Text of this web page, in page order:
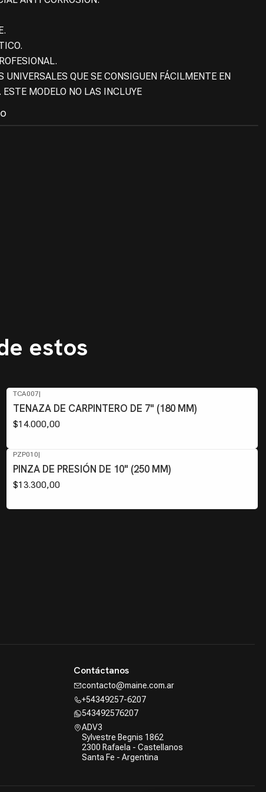
UNIVERSALES QUE SE CONSIGUEN FÁCILMENTE EN
ESTE MODELO NO LAS INCLUYE
estos
TCA007|
TENAZA DE CARPINTERO DE 7" (180 MM)
$14.000,00
PZP010|
PINZA DE PRESIÓN DE 10" (250 MM)
$13.300,00
Contáctanos
contacto@maine.com.ar
+54349257-6207
543492576207
ADV3
Sylvestre Begnis 1862
2300 Rafaela - Castellanos
Santa Fe - Argentina